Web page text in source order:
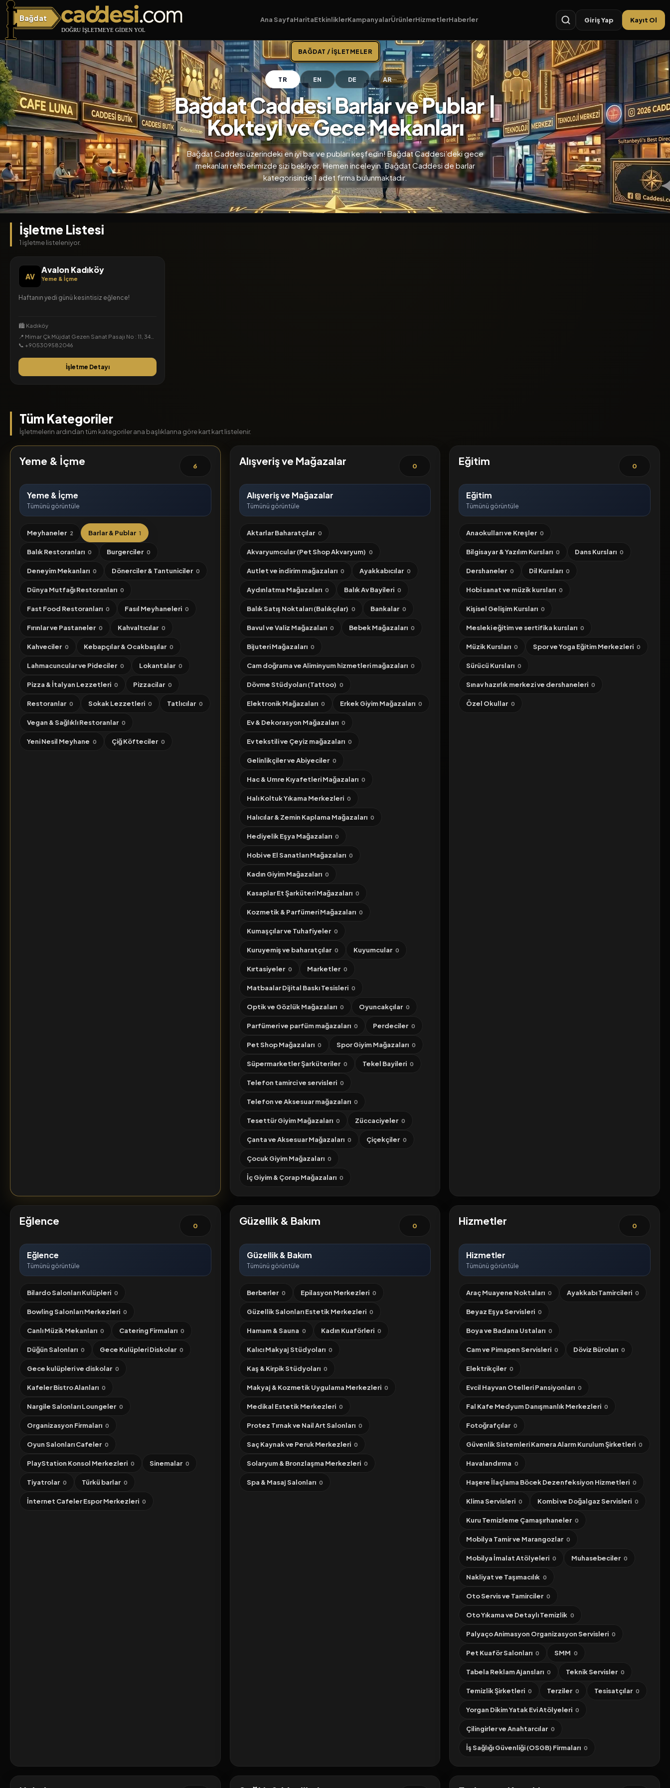
Bağdat
Bağdat Caddesi Ana SayfaHaritaEtkinliklerKampanyalarÜrünlerHizmetlerHaberler Giriş Yap Kayıt Ol
BAĞDAT / İŞLETMELER
TR EN DE AR
Bağdat Caddesi Barlar ve Publar |
Kokteyl ve Gece Mekanları
Bağdat Caddesi üzerindeki en iyi bar ve pubları keşfedin! Bağdat Caddesi’deki gece
mekanları rehberimizde sizi bekliyor. Hemen inceleyin. Bağdat Caddesi de barlar
kategorisinde 1 adet firma bulunmaktadır.
İşletme Listesi
1 işletme listeleniyor.
AV
Avalon Kadıköy
Yeme & İçme
Haftanın yedi günü kesintisiz eğlence!
🏙️ Kadıköy
📞 +905309582046
İşletme Detayı
Tüm Kategoriler
İşletmelerin ardından tüm kategoriler ana başlıklarına göre kart kart listelenir.
Yeme & İçme 6
Yeme & İçme
Tümünü görüntüle
Meyhaneler 2 Barlar & Publar 1
Balık Restoranları 0 Burgerciler 0
Deneyim Mekanları 0 Dönerciler & Tantuniciler 0
Dünya Mutfağı Restoranları 0
Fast Food Restoranları 0 Fasıl Meyhaneleri 0
Fırınlar ve Pastaneler 0 Kahvaltıcılar 0
Kahveciler 0 Kebapçılar & Ocakbaşılar 0
Lahmacuncular ve Pideciler 0 Lokantalar 0
Pizza & İtalyan Lezzetleri 0 Pizzacilar 0
Restoranlar 0 Sokak Lezzetleri 0 Tatlıcılar 0
Vegan & Sağlıklı Restoranlar 0
Yeni Nesil Meyhane 0 Çiğ Köfteciler 0
Alışveriş ve Mağazalar 0
Alışveriş ve Mağazalar
Tümünü görüntüle
Aktarlar Baharatçılar 0
Akvaryumcular (Pet Shop Akvaryum) 0
Autlet ve indirim mağazaları 0 Ayakkabıcılar 0
Aydınlatma Mağazaları 0 Balık Av Bayileri 0
Balık Satış Noktaları (Balıkçılar) 0 Bankalar 0
Bavul ve Valiz Mağazaları 0 Bebek Mağazaları 0
Bijuteri Mağazaları 0
Cam doğrama ve Aliminyum hizmetleri mağazaları 0
Dövme Stüdyoları (Tattoo) 0
Elektronik Mağazaları 0 Erkek Giyim Mağazaları 0
Ev & Dekorasyon Mağazaları 0
Ev tekstili ve Çeyiz mağazaları 0
Gelinlikçiler ve Abiyeciler 0
Hac & Umre Kıyafetleri Mağazaları 0
Halı Koltuk Yıkama Merkezleri 0
Halıcılar & Zemin Kaplama Mağazaları 0
Hediyelik Eşya Mağazaları 0
Hobi ve El Sanatları Mağazaları 0
Kadın Giyim Mağazaları 0
Kasaplar Et Şarküteri Mağazaları 0
Kozmetik & Parfümeri Mağazaları 0
Kumaşçılar ve Tuhafiyeler 0
Kuruyemiş ve baharatçılar 0 Kuyumcular 0
Kırtasiyeler 0 Marketler 0
Matbaalar Dijital Baskı Tesisleri 0
Optik ve Gözlük Mağazaları 0 Oyuncakçılar 0
Parfümeri ve parfüm mağazaları 0 Perdeciler 0
Pet Shop Mağazaları 0 Spor Giyim Mağazaları 0
Süpermarketler Şarküteriler 0 Tekel Bayileri 0
Telefon tamirci ve servisleri 0
Telefon ve Aksesuar mağazaları 0
Tesettür Giyim Mağazaları 0 Züccaciyeler 0
Çanta ve Aksesuar Mağazaları 0 Çiçekçiler 0
Çocuk Giyim Mağazaları 0
İç Giyim & Çorap Mağazaları 0
Eğitim 0
Eğitim
Tümünü görüntüle
Anaokulları ve Kreşler 0
Bilgisayar & Yazılım Kursları 0 Dans Kursları 0
Dershaneler 0 Dil Kursları 0
Hobi sanat ve müzik kursları 0
Kişisel Gelişim Kursları 0
Mesleki eğitim ve sertifika kursları 0
Müzik Kursları 0 Spor ve Yoga Eğitim Merkezleri 0
Sürücü Kursları 0
Sınav hazırlık merkezi ve dershaneleri 0
Özel Okullar 0
Eğlence 0
Eğlence
Tümünü görüntüle
Bilardo Salonları Kulüpleri 0
Bowling Salonları Merkezleri 0
Canlı Müzik Mekanları 0 Catering Firmaları 0
Düğün Salonları 0 Gece Kulüpleri Diskolar 0
Gece kulüpleri ve diskolar 0
Kafeler Bistro Alanları 0
Nargile Salonları Loungeler 0
Organizasyon Firmaları 0
Oyun Salonları Cafeler 0
PlayStation Konsol Merkezleri 0 Sinemalar 0
Tiyatrolar 0 Türkü barlar 0
İnternet Cafeler Espor Merkezleri 0
Güzellik & Bakım 0
Güzellik & Bakım
Tümünü görüntüle
Berberler 0 Epilasyon Merkezleri 0
Güzellik Salonları Estetik Merkezleri 0
Hamam & Sauna 0 Kadın Kuaförleri 0
Kalıcı Makyaj Stüdyoları 0
Kaş & Kirpik Stüdyoları 0
Makyaj & Kozmetik Uygulama Merkezleri 0
Medikal Estetik Merkezleri 0
Protez Tırnak ve Nail Art Salonları 0
Saç Kaynak ve Peruk Merkezleri 0
Solaryum & Bronzlaşma Merkezleri 0
Spa & Masaj Salonları 0
Hizmetler 0
Hizmetler
Tümünü görüntüle
Araç Muayene Noktaları 0 Ayakkabı Tamircileri 0
Beyaz Eşya Servisleri 0
Boya ve Badana Ustaları 0
Cam ve Pimapen Servisleri 0 Döviz Büroları 0
Elektrikçiler 0
Evcil Hayvan Otelleri Pansiyonları 0
Fal Kafe Medyum Danışmanlık Merkezleri 0
Fotoğrafçılar 0
Güvenlik Sistemleri Kamera Alarm Kurulum Şirketleri 0
Havalandırma 0
Haşere İlaçlama Böcek Dezenfeksiyon Hizmetleri 0
Klima Servisleri 0 Kombi ve Doğalgaz Servisleri 0
Kuru Temizleme Çamaşırhaneler 0
Mobilya Tamir ve Marangozlar 0
Mobilya İmalat Atölyeleri 0 Muhasebeciler 0
Nakliyat ve Taşımacılık 0
Oto Servis ve Tamirciler 0
Oto Yıkama ve Detaylı Temizlik 0
Palyaço Animasyon Organizasyon Servisleri 0
Pet Kuaför Salonları 0 SMM 0
Tabela Reklam Ajansları 0 Teknik Servisler 0
Temizlik Şirketleri 0 Terziler 0 Tesisatçılar 0
Yorgan Dikim Yatak Evi Atölyeleri 0
Çilingirler ve Anahtarcılar 0
İş Sağlığı Güvenliği (OSGB) Firmaları 0